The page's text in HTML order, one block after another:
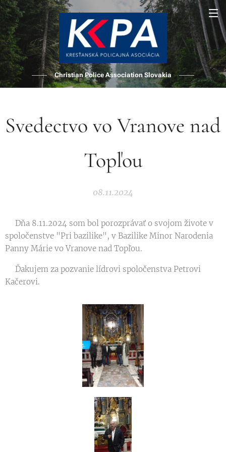
Christian Police Association Slovakia
Svedectvo vo Vranove nad
Topľou
08.11.2024
Dňa 8.11.2024 som bol porozprávať o svojom živote v
spoločenstve "Pri bazilike", v Bazilike Minor Narodenia
Panny Márie vo Vranove nad Topľou.
Ďakujem za pozvanie lídrovi spoločenstva Petrovi
Kačerovi.